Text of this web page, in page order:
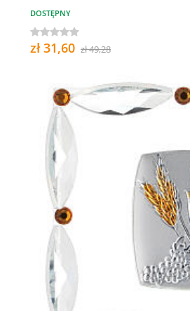
DOSTĘPNY
zł 31,60 zł 49,28